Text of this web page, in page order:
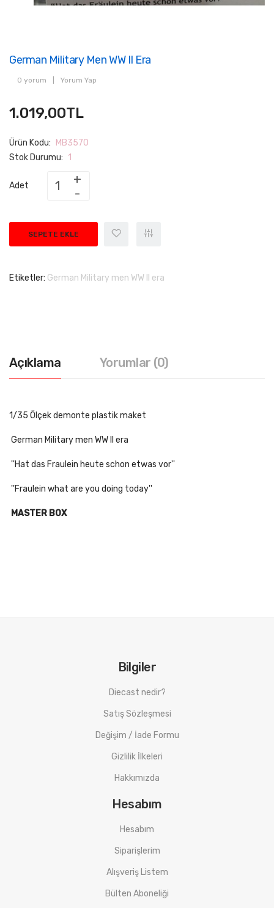
German Military Men WW II Era
0 yorum Yorum Yap
1.019,00TL
Ürün Kodu:
MB3570
Stok Durumu: 1
Adet
SEPETE EKLE
Etiketler: German Military men WW II era
Açıklama Yorumlar (0)
1/35 Ölçek demonte plastik maket
German Military men WW II era
''Hat das Fraulein heute schon etwas vor''
''Fraulein what are you doing today''
MASTER BOX
Bilgiler
Diecast nedir?
Satış Sözleşmesi
Değişim / İade Formu
Gizlilik İlkeleri
Hakkımızda
Hesabım
Hesabım
Siparişlerim
Alışveriş Listem
Bülten Aboneliği